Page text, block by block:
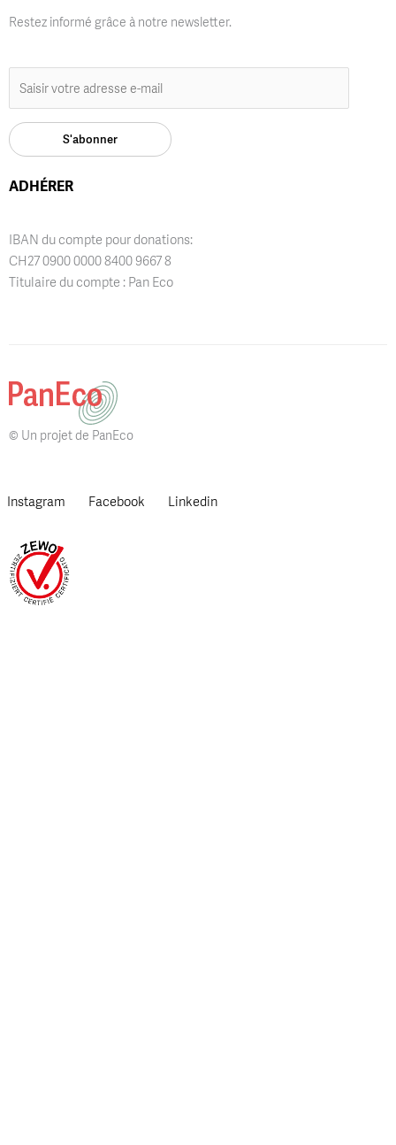
Restez informé grâce à notre newsletter.
ADHÉRER
IBAN du compte pour donations:
CH27 0900 0000 8400 9667 8
Titulaire du compte : Pan Eco
© Un projet de PanEco
Instagram Facebook Linkedin